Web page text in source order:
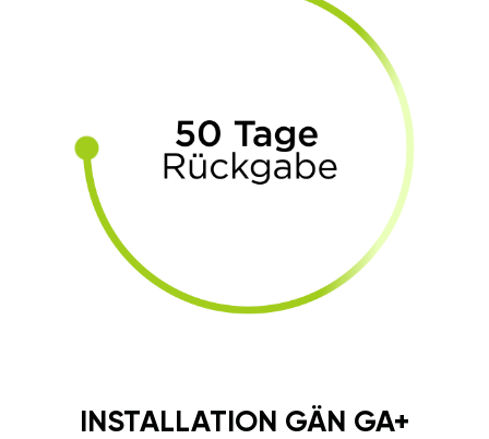
INSTALLATION GÄN GA+